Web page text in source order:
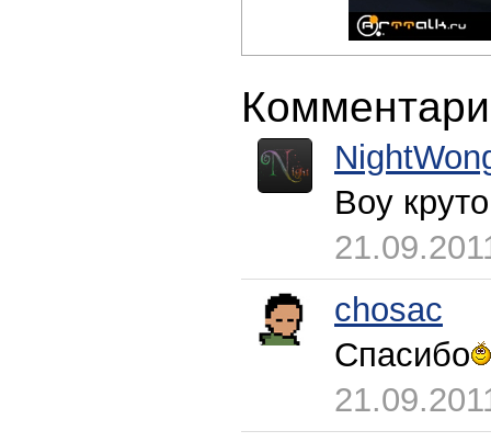
Воу
chosac
Спасибо